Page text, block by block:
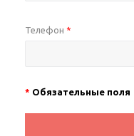
Телефон *
* Обязательные поля